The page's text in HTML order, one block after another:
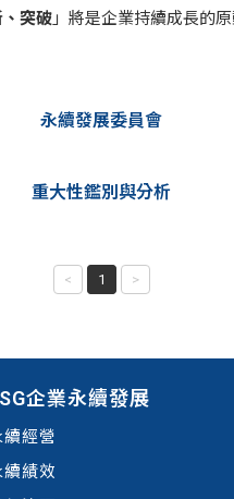
突破 」將是企業持續成長的
永續發展委員會
重大性鑑別與分析
< 1 >
企業永續發展
續經營
續績效